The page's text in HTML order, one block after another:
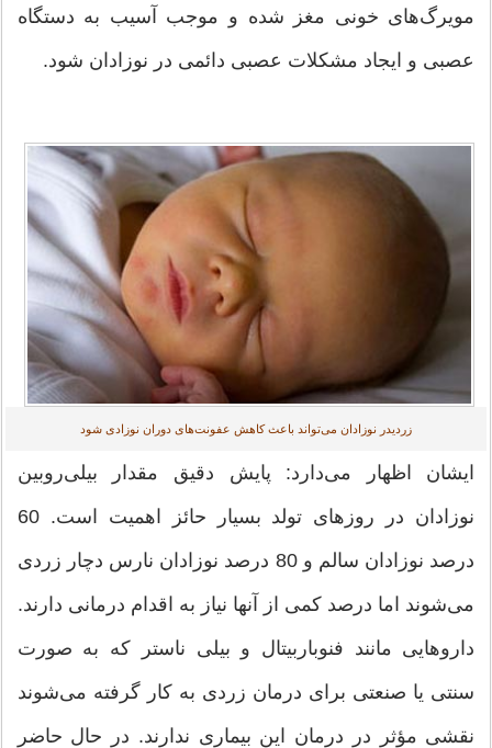
مویرگ‌های خونی مغز شده و موجب آسیب به دستگاه
عصبی و ایجاد مشکلات عصبی دائمی در نوزادان شود.
زردیدر نوزادان می‌تواند باعث کاهش عفونت‌های دوران نوزادی شود
ایشان اظهار می‌دارد: پایش دقیق مقدار بیلی‌روبین
نوزادان در روز‌های تولد بسیار حائز اهمیت است. 60
درصد نوزادان سالم و 80 درصد نوزادان نارس دچار زردی
می‌شوند اما درصد کمی از آنها نیاز به اقدام درمانی دارند.
داروهایی مانند فنوباربیتال و بیلی ناستر که به صورت
سنتی یا صنعتی برای درمان زردی به کار گرفته می‌شوند
نقشی مؤثر در درمان این بیماری ندارند. در حال حاضر